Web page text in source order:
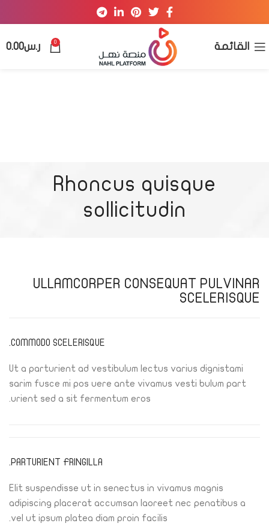
القائمة 0 ر.س0.00
Rhoncus quisque
sollicitudin
ULLAMCORPER CONSEQUAT PULVINAR
SCELERISQUE
COMMODO SCELERISQUE.
Ut a parturient ad vestibulum lectus varius dignistami
sarim fusce mi pos uere ante vivamus vesti bulum part
urient sed a sit fermentum eros.
PARTURIENT FRINGILLA.
Elit suspendisse ut in senectus in vivamus magnis
adipiscing placerat accumsan laoreet nec penatibus a
vel ut ipsum platea diam proin facilis.